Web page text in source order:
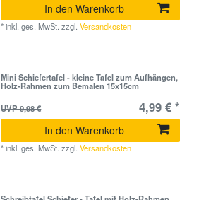
In den Warenkorb
*inkl. ges. MwSt. zzgl.Versandkosten
Mini Schiefertafel - kleine Tafel zum Aufhängen,
Holz-Rahmen zum Bemalen 15x15cm
UVP 9,98 €
4,99 € *
In den Warenkorb
*inkl. ges. MwSt. zzgl.Versandkosten